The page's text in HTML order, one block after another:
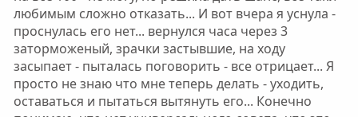
любимым сложно отказать... И вот вчера я уснула -
проснулась его нет... вернулся часа через 3
заторможеный, зрачки застывшие, на ходу
засыпает - пыталась поговорить - все отрицает... Я
просто не знаю что мне теперь делать - уходить,
оставаться и пытаться вытянуть его... Конечно